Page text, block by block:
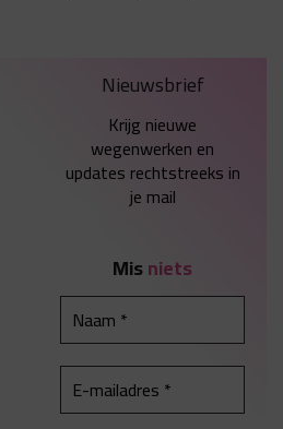
Nieuwsbrief
Krijg nieuwe
wegenwerken en
updates rechtstreeks in
je mail
Misniets